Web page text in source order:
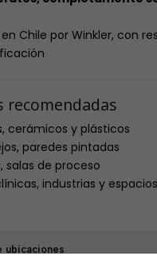
Chile por Winkler, con
recomendadas
cerámicos y plásticos
paredes pintadas
salas de proceso
industrias y
ubicaciones